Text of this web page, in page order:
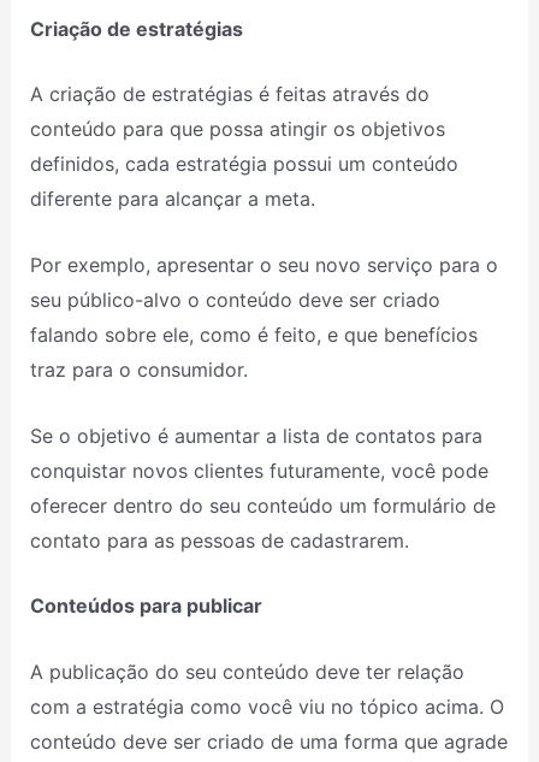
Criação de estratégias
A criação de estratégias é feitas através do
conteúdo para que possa atingir os objetivos
definidos, cada estratégia possui um conteúdo
diferente para alcançar a meta.
Por exemplo, apresentar o seu novo serviço para o
seu público-alvo o conteúdo deve ser criado
falando sobre ele, como é feito, e que benefícios
traz para o consumidor.
Se o objetivo é aumentar a lista de contatos para
conquistar novos clientes futuramente, você pode
oferecer dentro do seu conteúdo um formulário de
contato para as pessoas de cadastrarem.
Conteúdos para publicar
A publicação do seu conteúdo deve ter relação
com a estratégia como você viu no tópico acima. O
conteúdo deve ser criado de uma forma que agrade